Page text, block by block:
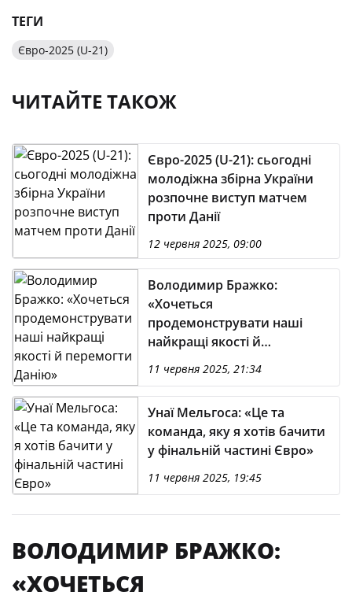
ТЕГИ
Євро-2025 (U-21)
ЧИТАЙТЕ ТАКОЖ
Євро-2025 (U-21): сьогодні
молодіжна збірна України
розпочне виступ матчем
проти Данії
12 червня 2025, 09:00
Володимир Бражко:
«Хочеться
продемонструвати наші
найкращі якості й
11 червня 2025, 21:34
Унаї Мельгоса: «Це та
команда, яку я хотів бачити
у фінальній частині Євро»
11 червня 2025, 19:45
ВОЛОДИМИР БРАЖКО:
«ХОЧЕТЬСЯ